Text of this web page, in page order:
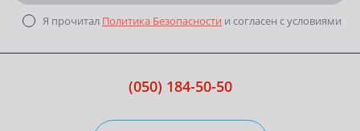
Я прочитал Политика Безопасности и согласен с условиями
(050) 184-50-50